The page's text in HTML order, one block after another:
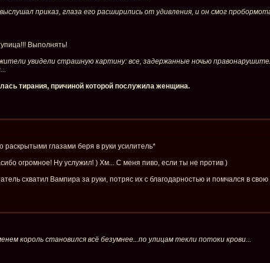
приказ, глаза его расширились от удивления, и он смог
Выполнять!
увидели страшную картину: все, задержанные ночью
тирания, причиной которой послужила женщина.
раскрытыми глазами беря в руки усилитель*
огромное! Ну услужил! ) Хм... С меня пиво, если ты не против )
схватил Вампира за руки, потряс их с благодарностью и помчался в
король становился всё безумнее...по улицам текли потоки крови...